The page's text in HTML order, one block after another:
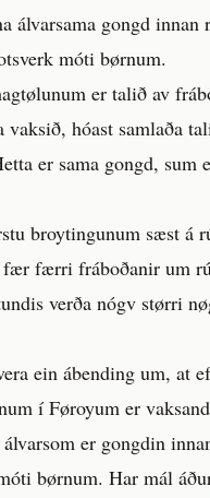
álvarsama gongd innan
móti børnum.
er talið av
vaksið, hóast samlaða
er sama gongd, sum
broytingunum sæst á
færri fráboðanir um
verða nógv størri
ein ábending um, at
í Føroyum er
er gongdin
børnum. Har mál